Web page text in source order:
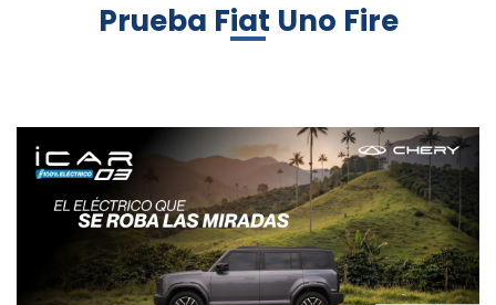
Prueba Fiat Uno Fire